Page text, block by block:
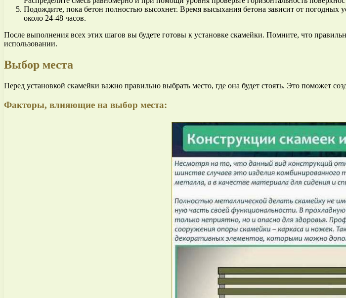
Подождите, пока бетон полностью высохнет. Время высыхания бетона зависит от погодных
около 24-48 часов.
После выполнения всех этих шагов вы будете готовы к установке скамейки. Помните, что
использовании.
Выбор места
Перед установкой скамейки важно правильно выбрать место, где она будет стоять. Это поможет
Факторы, влияющие на выбор места: